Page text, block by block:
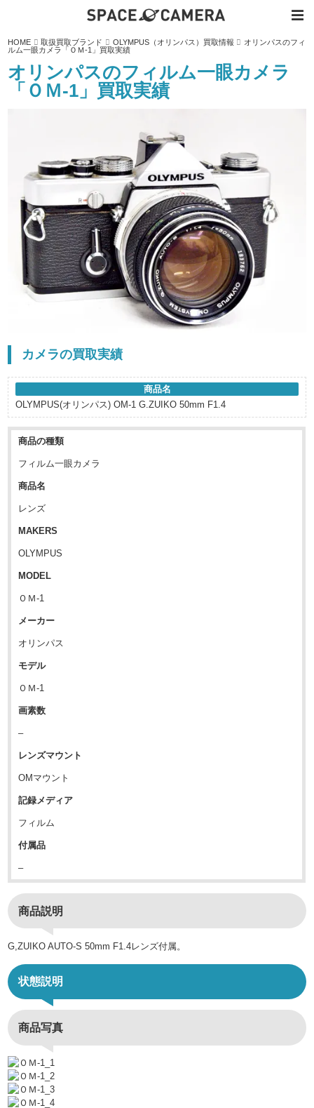
容
キ
ッ
プ
HOME 取扱買取ブランド OLYMPUS（オリンパス）買取情報
オリンパスのフィ
ルム一眼カメラ「ＯＭ-1」買取実績
オリンパスのフィルム一眼カメラ
「ＯＭ-1」買取実績
カメラの買取実績
商品名
OLYMPUS(オリンパス) OM-1 G.ZUIKO 50mm F1.4
商品の種類
フィルム一眼カメラ
商品名
レンズ
MAKERS
OLYMPUS
MODEL
ＯＭ-1
メーカー
オリンパス
モデル
ＯＭ-1
画素数
–
レンズマウント
OMマウント
記録メディア
フィルム
付属品
–
商品説明
G,ZUIKO AUTO-S 50mm F1.4レンズ付属。
状態説明
商品写真